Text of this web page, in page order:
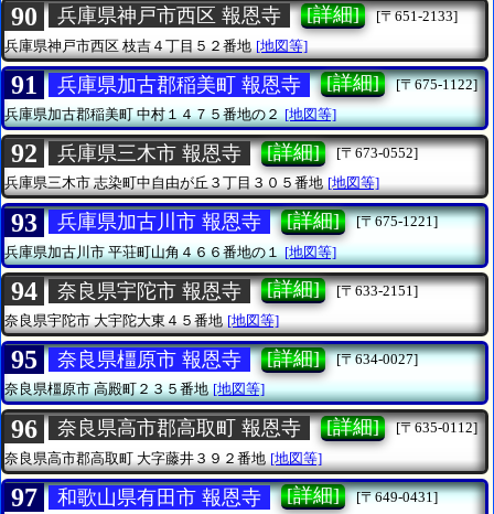
90 兵庫県神戸市西区 報恩寺 [詳細]
[〒651-2133]
兵庫県神戸市西区 枝吉４丁目５２番地 [地図等]
91 兵庫県加古郡稲美町 報恩寺 [詳細]
[〒675-1122]
兵庫県加古郡稲美町中村１４７５番地の２ [地図等]
92 兵庫県三木市 報恩寺 [詳細]
[〒673-0552]
兵庫県三木市志染町中自由が丘３丁目３０５番地 [地図等]
93 兵庫県加古川市 報恩寺 [詳細]
[〒675-1221]
兵庫県加古川市平荘町山角４６６番地の１ [地図等]
94 奈良県宇陀市 報恩寺 [詳細]
[〒633-2151]
奈良県宇陀市大宇陀大東４５番地 [地図等]
95 奈良県橿原市 報恩寺 [詳細]
[〒634-0027]
奈良県橿原市高殿町２３５番地 [地図等]
96 奈良県高市郡高取町 報恩寺 [詳細]
[〒635-0112]
奈良県高市郡高取町 大字藤井３９２番地 [地図等]
97 和歌山県有田市 報恩寺 [詳細]
[〒649-0431]